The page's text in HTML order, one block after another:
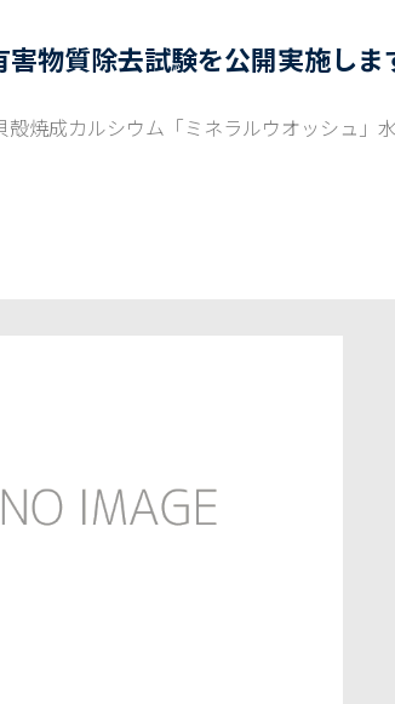
害物質除去試験を公開実施しま
焼成カルシウム「ミネラルウオッシュ」